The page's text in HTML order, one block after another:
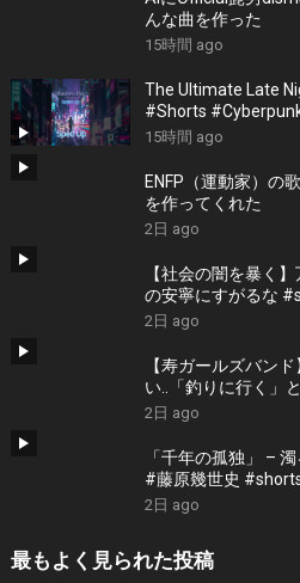
んな曲を作った
15時間 ago
The Ultimate Late
#Shorts #Cyberpunk #LateNightVibes
#ElectronicMusic
15時間 ago
ENFP（運動家）の
を作ってくれた
2日 ago
【社会の闇を暴く
の安寧にすがるな
2日 ago
【寿ガールズバン
い..「釣りに行く」
根本博『名もなき勝
2日 ago
「千年の孤独」 –
#藤原幾世史
2日 ago
最もよく見られた投稿